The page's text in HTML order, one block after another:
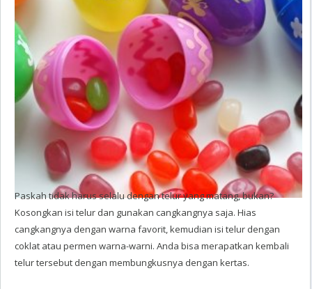
Paskah tidak harus selalu dengan telur yang matang, bukan?
Kosongkan isi telur dan gunakan cangkangnya saja. Hias
cangkangnya dengan warna favorit, kemudian isi telur dengan
coklat atau permen warna-warni. Anda bisa merapatkan kembali
telur tersebut dengan membungkusnya dengan kertas.